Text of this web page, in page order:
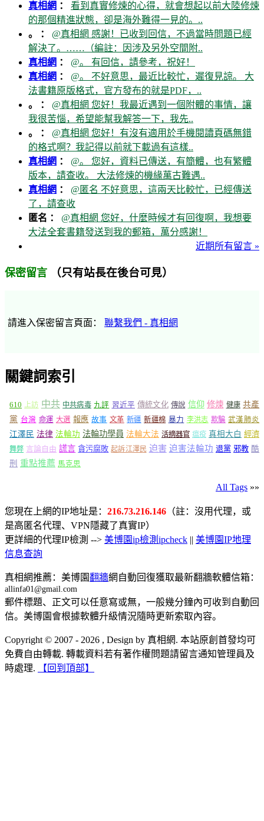
真相網 ： 看到真實修煉的心得，就會想起以前大陸修煉
的那個精進狀態，卻是海外難得一見的。..
。 ： @真相網 感謝！已收到回信，不過當時問題已經
解決了。……（編註：因涉及另外空間附..
真相網 ： @。 有回信，請參考，祝好！
真相網 ： @。 不好意思，最近比較忙，遲復見諒。 大
法書籍原版格式，官方發布的就是PDF，..
。 ： @真相網 您好！我最近遇到一個附體的事情，讓
我很苦惱，希望能幫我解答一下，我先..
。 ： @真相網 您好！有沒有適用於手機閱讀頁碼無錯
的格式啊？我記得以前就下載過有這樣..
真相網 ： @。 您好，資料已傳送，有簡體，也有繁體
版本，請查收。 大法修煉的機緣萬古難遇..
真相網 ： @匿名 不好意思，這兩天比較忙，已經傳送
了，請查收
匿名 ： @真相網 您好，什麼時候才有回復啊，我想要
大法全套書籍發送到我的郵箱，萬分感謝！
近期所有留言 »
保密留言 （只有站長在後台可見）
請進入保密留言頁面： 聯繫我們 - 真相網
關鍵詞索引
610 上訪 中共 中共病毒 九評 習近平 傳統文化 傳說 信仰 修煉 健康 共產
黨 台灣 命運 大選 報應 故事 文革 新疆 新疆棉 暴力 李洪志 欺騙 武漢肺炎
江澤民 法律 法輪功 法輪功學員 法輪大法 活摘器官 瘟疫 真相大白 經濟
舞弊 言論自由 謊言 貪污腐敗 起訴江澤民 迫害 迫害法輪功 退黨 邪教 酷
刑 重點推薦 馬克思
All Tags »»
您現在上網的IP地址是： 216.73.216.146 （註：沒用代理，或
是高匿名代理、VPN隱藏了真實IP）
更詳細的代理IP檢測 --> 美博園ip檢測ipcheck || 美博園IP地理
信息查詢
真相網推薦：美博園翻牆網自動回復獲取最新翻牆軟體信箱：
allinfa01@gmail.com
郵件標題、正文可以任意寫或無，一般幾分鐘內可收到自動回
信。美博園會根據軟體升級情況隨時更新索取內容。
Copyright © 2007 - 2026 , Design by 真相網. 本站原創首發均可
免費自由轉載. 轉載資料若有著作權問題請留言通知管理員及
時處理.
【回到頂部】